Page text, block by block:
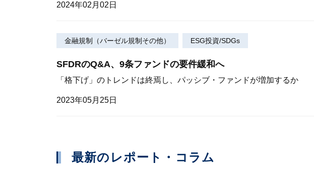
2024年02月02日
金融規制（バーゼル規制その他） ESG投資/SDGs
SFDRのQ&A、9条ファンドの要件緩和へ
「格下げ」のトレンドは終焉し、パッシブ・ファンドが増加するか
2023年05月25日
最新のレポート・コラム